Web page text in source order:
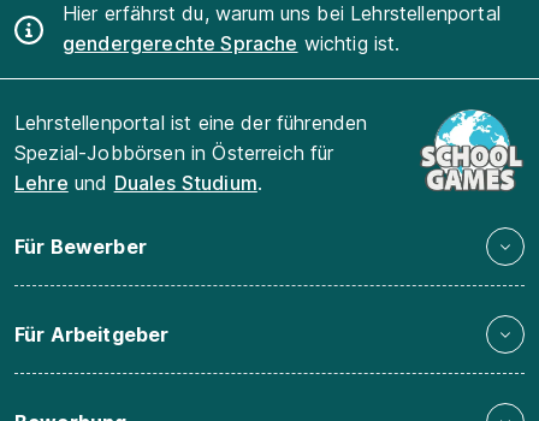
Hier erfährst du, warum uns bei Lehrstellenportal
gendergerechte Sprache wichtig ist.
Lehrstellenportal ist eine der führenden
Spezial-Jobbörsen in Österreich für
Lehre und Duales Studium.
Für Bewerber
Für Arbeitgeber